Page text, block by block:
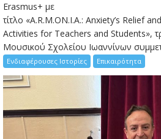
Erasmus+ με
τίτλο «A.R.M.ON.I.A.: Anxiety’s Relief
Activities for Teachers and Students»,
Μουσικού Σχολείου Ιωαννίνων
Ενδιαφέρουσες Ιστορίες Επικαιρότητα